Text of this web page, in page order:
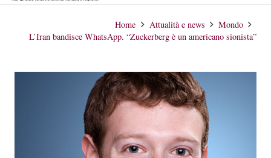
Home Attualità e news
Mondo
L’Iran bandisce WhatsApp. “Zuckerberg è un americano sionista”